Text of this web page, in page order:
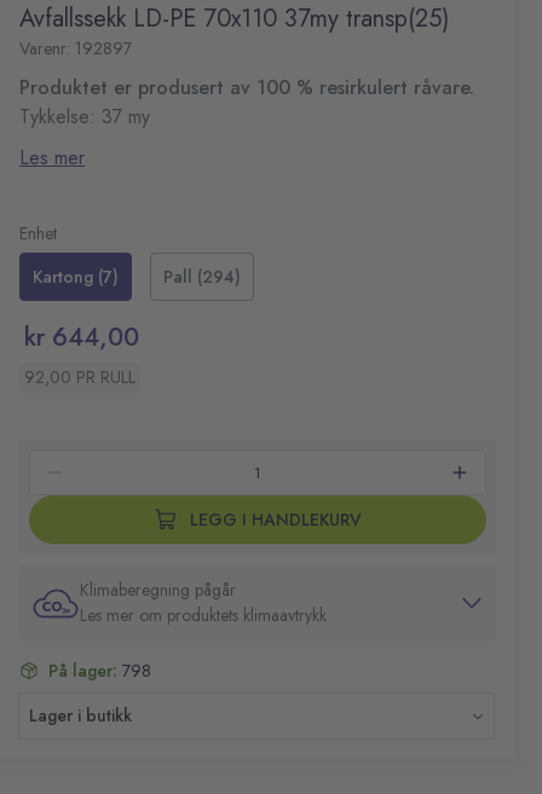
Avfallssekk LD-PE 70x110 37my transp(25)
Varenr: 192897
Produktet er produsert av 100 % resirkulert råvare.
Tykkelse: 37 my
Farge: transparent
25 poser per rull
Les mer
Enhet
Kartong (7)
Pall (294)
kr 644,00
92,00 PR RULL
LEGG I HANDLEKURV
Klimaberegning pågår
Les mer om produktets klimaavtrykk
På lager: 798
Lager i butikk